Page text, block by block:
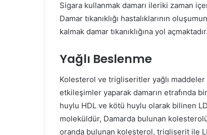
Sigara kullanmak damarı ileriki zaman
Damar tıkanıklığı hastalıklarının
kalmak damar tıkanıklığına yol açmaktadır.
Yağlı Beslenme
Kolesterol ve trigliseritler yağlı
etkileşimler yaparak damarın etrafında
huylu HDL ve kötü huylu olarak bilinen
moleküldür, Damarda bulunan
oranda bulunan kolesterol, trigliserit ile